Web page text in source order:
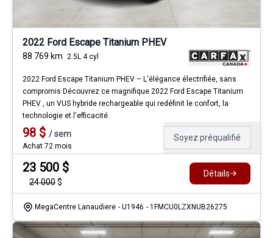
2022 Ford Escape Titanium PHEV
88 769 km 2.5L 4 cyl
2022 Ford Escape Titanium PHEV – L'élégance électrifiée, sans
compromis Découvrez ce magnifique 2022 Ford Escape Titanium
PHEV , un VUS hybride rechargeable qui redéfinit le confort, la
technologie et l'efficacité.
98 $ /sem
Achat 72 mois
Soyez préqualifié
23 500 $
24 000$
Détails
MegaCentre Lanaudiere - U1946 - 1FMCU0LZXNUB26275